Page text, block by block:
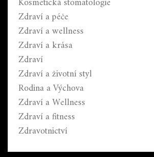
Zdraví a péče
Zdraví a wellness
Zdraví a krása
Zdraví
Zdraví a životní styl
Rodina a Výchova
Zdraví a Wellness
Zdraví a fitness
Zdravotnictví